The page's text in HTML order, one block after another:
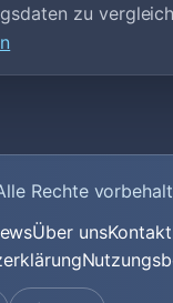
zu
Rechte
Über unsKontakt